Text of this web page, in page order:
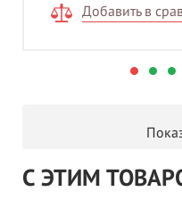
Добавить в
С ЭТИМ